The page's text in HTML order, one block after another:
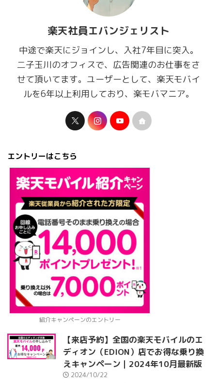
楽天社員エバンジェリスト
中途で楽天にジョインし、入社7年目に突入。
二子玉川のオフィスで、広告関連のお仕事をさ
せて頂いてます。ユーザーとして、楽天モバイ
ルを6年以上利用しており、楽モバマニア。
エントリーはこちら
紹介キャンペーンのエントリー
【来店予約】全国の楽天モバイルのエ
ディオン（EDION）店でお得な乗り換
えキャンペーン｜2024年10月最新版
2024/10/22